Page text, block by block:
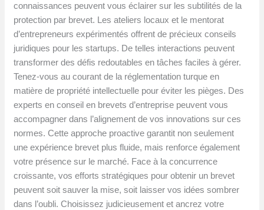
connaissances peuvent vous éclairer sur les subtilités de la
protection par brevet. Les ateliers locaux et le mentorat
d’entrepreneurs expérimentés offrent de précieux conseils
juridiques pour les startups. De telles interactions peuvent
transformer des défis redoutables en tâches faciles à gérer.
Tenez-vous au courant de la réglementation turque en
matière de propriété intellectuelle pour éviter les pièges. Des
experts en conseil en brevets d’entreprise peuvent vous
accompagner dans l’alignement de vos innovations sur ces
normes. Cette approche proactive garantit non seulement
une expérience brevet plus fluide, mais renforce également
votre présence sur le marché. Face à la concurrence
croissante, vos efforts stratégiques pour obtenir un brevet
peuvent soit sauver la mise, soit laisser vos idées sombrer
dans l’oubli. Choisissez judicieusement et ancrez votre